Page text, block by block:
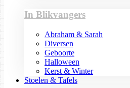
In Blikvangers
Abraham & Sarah
Diversen
Geboorte
Halloween
Kerst & Winter
Stoelen & Tafels